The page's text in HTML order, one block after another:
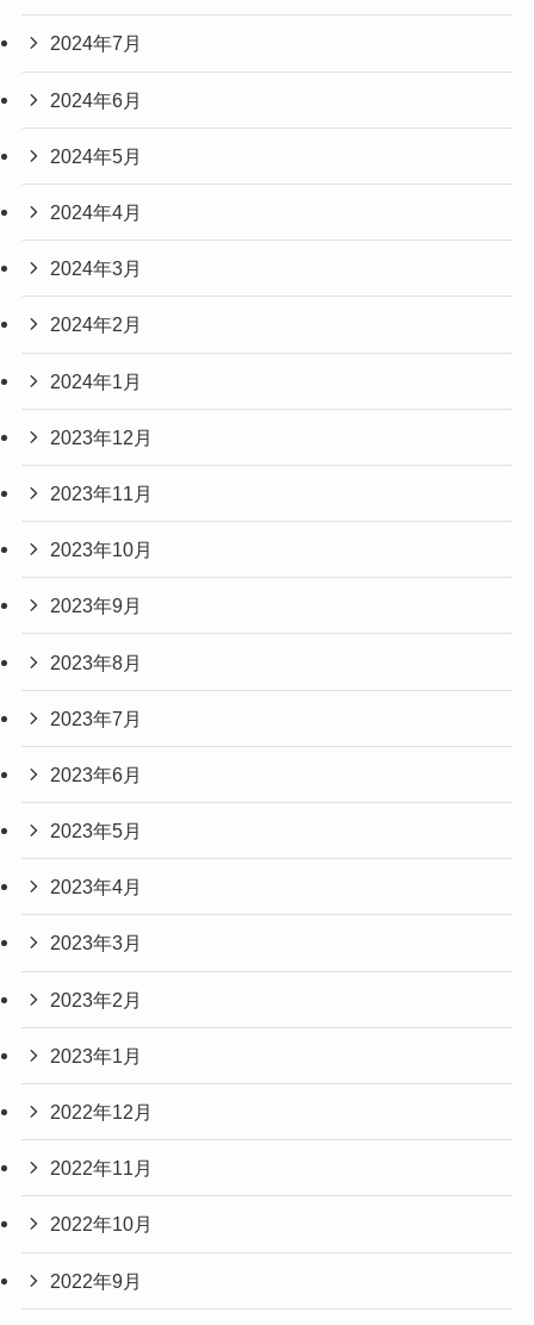
2024年7月
2024年6月
2024年5月
2024年4月
2024年3月
2024年2月
2024年1月
2023年12月
2023年11月
2023年10月
2023年9月
2023年8月
2023年7月
2023年6月
2023年5月
2023年4月
2023年3月
2023年2月
2023年1月
2022年12月
2022年11月
2022年10月
2022年9月